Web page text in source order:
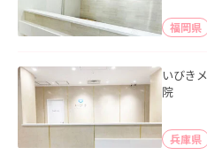
福岡県
いびき
院
兵庫県